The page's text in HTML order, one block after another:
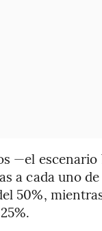
—el escenario
a cada uno de
50%,